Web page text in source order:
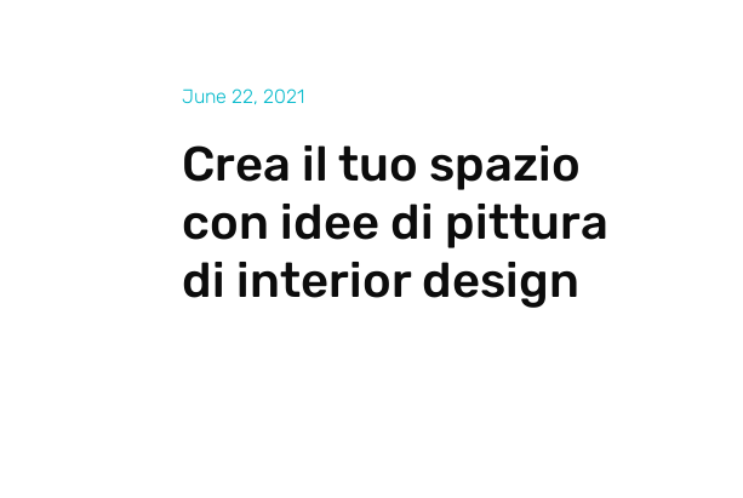
June 22, 2021
Crea il tuo spazio
con idee di pittura
di interior design